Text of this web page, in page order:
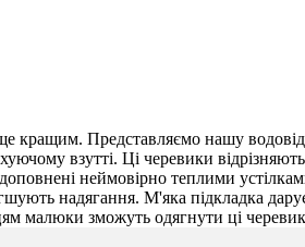
кращим. Представляємо нашу
взутті. Ці черевики
неймовірно теплими
надягання. М'яка підкладка
малюки зможуть одягнути ці